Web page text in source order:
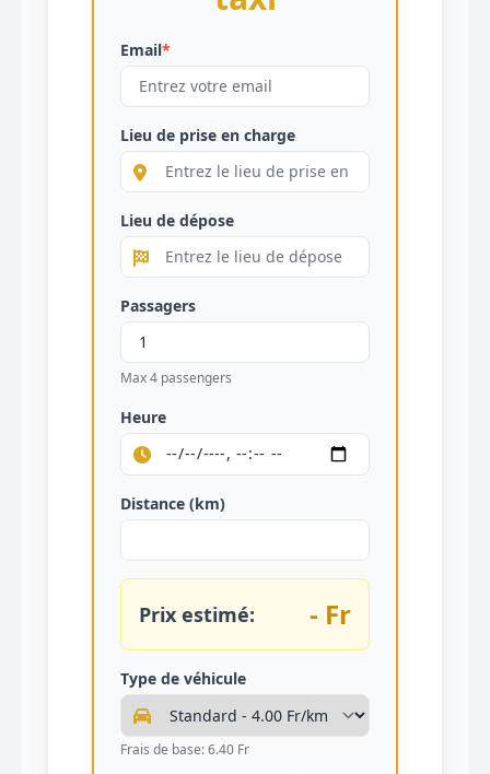
Email*
Lieu de prise en charge
Lieu de dépose
Passagers
Max 4 passengers
Heure
Distance (km)
Prix estimé: - Fr
Type de véhicule
Frais de base: 6.40 Fr